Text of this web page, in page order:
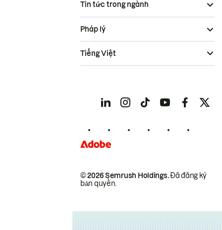
Tin tức trong ngành
© 2026 Semrush Holdings.Đã đăng ký
bản quyền.
Pháp lý
Tiếng Việt